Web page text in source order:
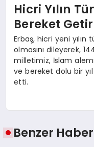
Hicri Yılın
Bereket
Erbaş, hicri yeni yılın
olmasını dileyerek,
milletimiz, İslam
ve bereket dolu bir
etti.
Benzer